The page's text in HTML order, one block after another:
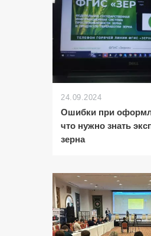
24.09.2024
Ошибки при
что нужно знать
зерна